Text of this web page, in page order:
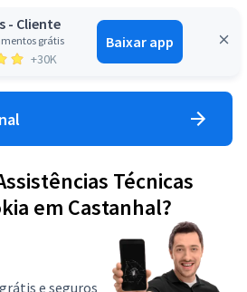
- Cliente
grátis
+30K
Baixar app
Entrar
Técnicas
em Castanhal?
e seguros